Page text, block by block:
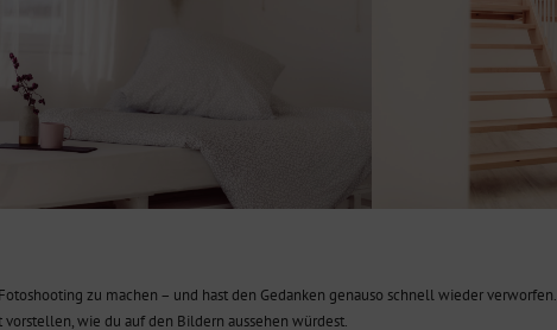
zu machen – und hast den Gedanken genauso schnell wieder verworfen.
wie du auf den Bildern aussehen würdest.